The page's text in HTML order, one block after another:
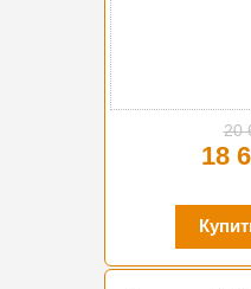
20
18